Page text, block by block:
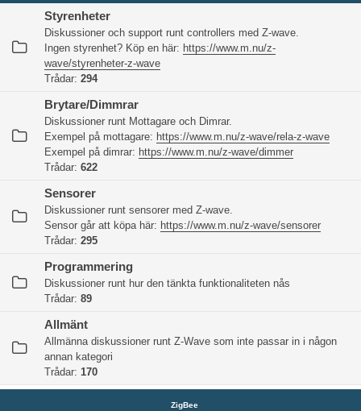
Styrenheter
Diskussioner och support runt controllers med Z-wave.
Ingen styrenhet? Köp en här: https://www.m.nu/z-
wave/styrenheter-z-wave
Trådar: 294
Brytare/Dimmrar
Diskussioner runt Mottagare och Dimrar.
Exempel på mottagare: https://www.m.nu/z-wave/rela-z-wave
Exempel på dimrar: https://www.m.nu/z-wave/dimmer
Trådar: 622
Sensorer
Diskussioner runt sensorer med Z-wave.
Sensor går att köpa här: https://www.m.nu/z-wave/sensorer
Trådar: 295
Programmering
Diskussioner runt hur den tänkta funktionaliteten nås
Trådar: 89
Allmänt
Allmänna diskussioner runt Z-Wave som inte passar in i någon
annan kategori
Trådar: 170
ZigBee